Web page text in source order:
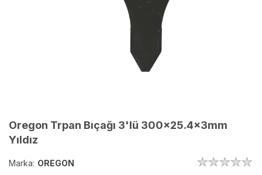
Oregon Trpan Bıçağı 3'lü 300x25.4x3mm
Yıldız
Marka: OREGON